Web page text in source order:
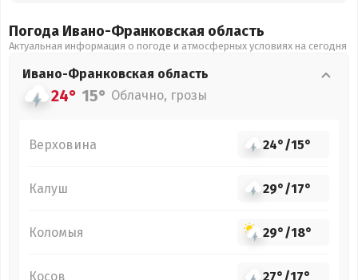
Погода Ивано-Франковская область
Актуальная информация о погоде и атмосферных условиях на сегодня
Ивано-Франковская область
24° 15° Облачно, грозы
Верховина 24°/15°
Калуш 29°/17°
Коломыя 29°/18°
Косов 27°/17°